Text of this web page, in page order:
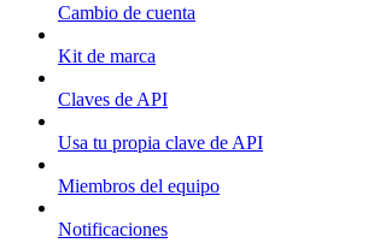
Cambio de cuenta
Kit de marca
Claves de API
Usa tu propia clave de API
Miembros del equipo
Notificaciones